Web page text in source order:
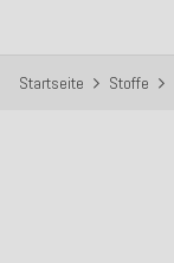
Startseite Stoffe